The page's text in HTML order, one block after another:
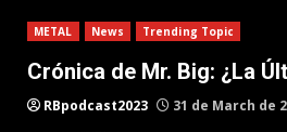
METAL News Trending Topic
Crónica de Mr. Big: ¿La
RBpodcast2023 31 de March de